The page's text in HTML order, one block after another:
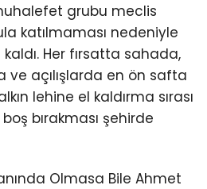
grubu meclis
katılmaması nedeniyle
Her fırsatta sahada,
ve açılışlarda en ön safta
lehine el kaldırma sırası
bırakması şehirde
Olmasa Bile Ahmet